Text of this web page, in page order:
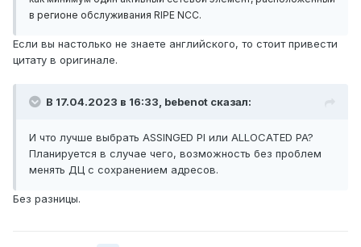
в регионе обслуживания RIPE NCC.
Если вы настолько не знаете английского, то стоит привести
цитату в оригинале.
В 17.04.2023 в 16:33, bebenot сказал:
И что лучше выбрать ASSINGED PI или ALLOCATED PA?
Планируется в случае чего, возможность без проблем
менять ДЦ с сохранением адресов.
Без разницы.